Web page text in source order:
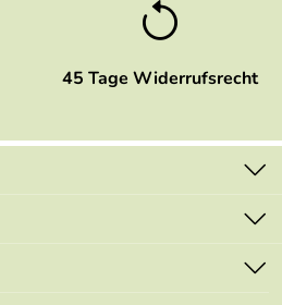
45 Tage Widerrufsrecht